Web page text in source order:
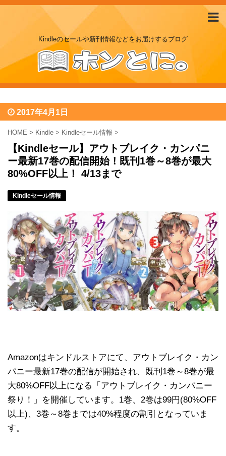
Kindleのセールや新刊情報などをお届けするブログ
2017年4月1日
HOME > Kindle > Kindleセール情報 >
【Kindleセール】アウトブレイク・カンパニ
ー最新17巻の配信開始！既刊1巻～8巻が最大
80%OFF以上！ 4/13まで
Kindleセール情報
Amazonはキンドルストアにて、アウトブレイク・カン
パニー最新17巻の配信が開始され、既刊1巻～8巻が最
大80%OFF以上になる「アウトブレイク・カンパニー
祭り！」を開催しています。1巻、2巻は99円(80%OFF
以上)、3巻～8巻までは40%程度の割引となっていま
す。